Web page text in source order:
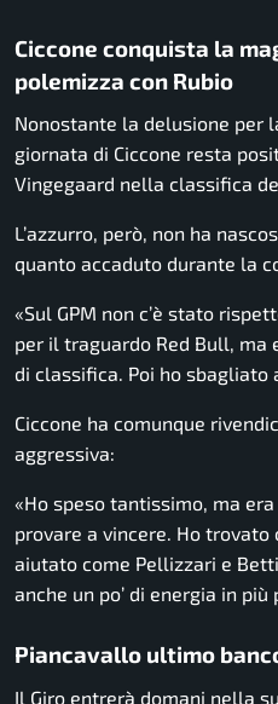
Ciccone conquista la
polemizza con Rubio
Nonostante la delusione per
giornata di Ciccone resta
Vingegaard nella classifica
L’azzurro, però, non ha
quanto accaduto durante la
«Sul GPM non c’è stato
per il traguardo Red Bull, ma
di classifica. Poi ho sbagliato
Ciccone ha comunque
aggressiva:
«Ho speso tantissimo, ma
provare a vincere. Ho
aiutato come Pellizzari e
anche un po’ di energia in
Piancavallo ultimo
Il Giro entrerà domani nella